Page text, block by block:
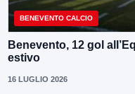
BENEVENTO CALCIO
Benevento, 12 gol
estivo
16 LUGLIO 2026